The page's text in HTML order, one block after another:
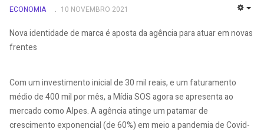
ECONOMIA 10 NOVEMBRO 2021
Nova identidade de marca é aposta da agência para atuar em novas
frentes
Com um investimento inicial de 30 mil reais, e um faturamento
médio de 400 mil por mês, a Mídia SOS agora se apresenta ao
mercado como Alpes. A agência atinge um patamar de
crescimento exponencial (de 60%) em meio a pandemia de Covid-